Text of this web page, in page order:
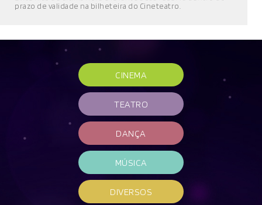
prazo de validade na bilheteira do Cineteatro.
CINEMA
TEATRO
DANÇA
MÚSICA
DIVERSOS